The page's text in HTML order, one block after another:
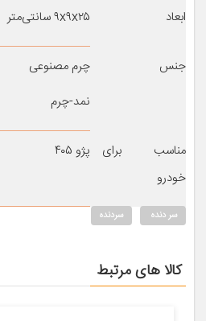
ابعاد ۹x۹x۲۵ سانتی‌متر
جنس
چرم مصنوعی
نمد-چرم
مناسب برای
خودرو
پژو ۴۰۵
سر دنده سردنده
کالا های مرتبط